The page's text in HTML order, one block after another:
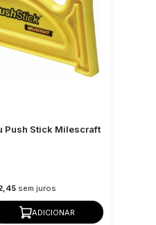
Push Stick Milescraft
sem juros
ADICIONAR